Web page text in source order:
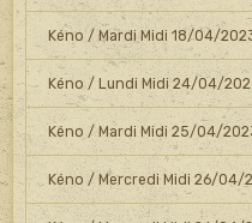
Kéno / Mardi Midi 18/04/
Kéno / Lundi Midi 24/04/
Kéno / Mardi Midi 25/04/
Kéno / Mercredi Midi 26/04/